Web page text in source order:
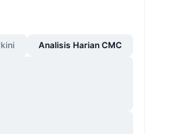
Analisis Harian CMC